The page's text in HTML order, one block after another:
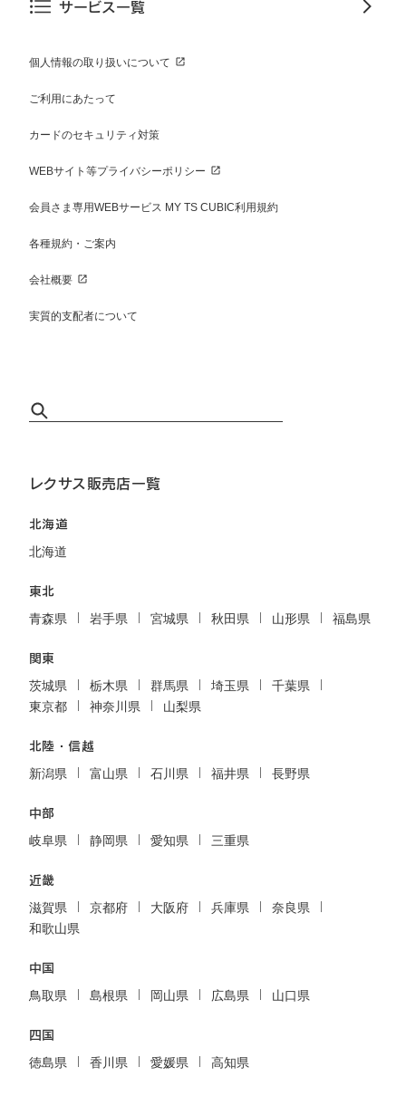
サービス一覧
個人情報の取り扱いについて
ご利用にあたって
カードのセキュリティ対策
WEBサイト等プライバシーポリシー
会員さま専用WEBサービス MY TS CUBIC利用規約
各種規約・ご案内
会社概要
実質的支配者について
レクサス販売店一覧
北海道
北海道
東北
青森県 岩手県 宮城県 秋田県 山形県 福島県
関東
茨城県 栃木県 群馬県 埼玉県
千葉県
東京都
神奈川県 山梨県
北陸・信越
新潟県 富山県 石川県 福井県 長野県
中部
岐阜県 静岡県 愛知県 三重県
近畿
滋賀県 京都府 大阪府 兵庫県
奈良県
和歌山県
中国
鳥取県 島根県 岡山県 広島県 山口県
四国
徳島県 香川県 愛媛県 高知県